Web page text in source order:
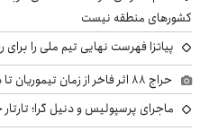
کشورهای منطقه نیست
پیاتزا فهرست نهایی تیم ملی را
حراج ۸۸ اثر فاخر از زمان تیموریان تا دوره معاصر +تصاویر
ماجرای پرسپولیس و دنیل گرا؛